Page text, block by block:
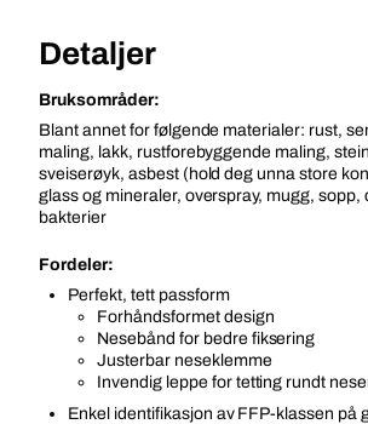
Detaljer
Bruksområder:
Blant annet for følgende materialer: rust,
maling, lakk, rustforebyggende maling,
sveiserøyk, asbest (hold deg unna store
glass og mineraler, overspray, mugg, sopp,
bakterier
Fordeler:
Perfekt, tett passform
Forhåndsformet design
Nesebånd for bedre fiksering
Justerbar neseklemme
Invendig leppe for tetting rundt
Enkel identifikasjon av FFP-klassen på